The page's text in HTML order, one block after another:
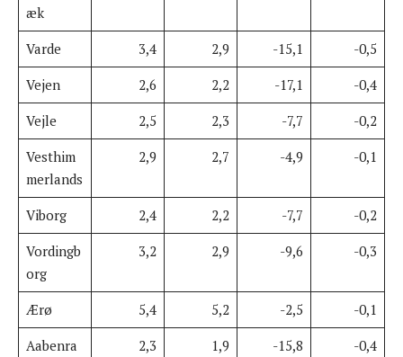
æk
Varde 3,4 2,9 -15,1
-0,5
Vejen
2,6 2,2 -17,1
-0,4
Vejle
2,5 2,3 -7,7
-0,2
Vesthim
merlands
2,9 2,7 -4,9 -0,1
Viborg 2,4 2,2 -7,7
-0,2
Vordingb
org
3,2 2,9 -9,6 -0,3
Ærø 5,4 5,2 -2,5
-0,1
Aabenra
2,3 1,9 -15,8 -0,4